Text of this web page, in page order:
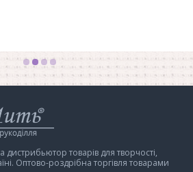
товарів для творчості,
Оптово-роздрібна торгівля товарами